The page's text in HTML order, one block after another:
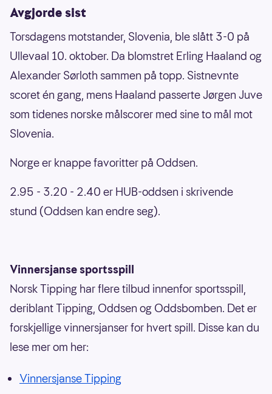
Avgjorde sist
Torsdagens motstander, Slovenia, ble slått 3-0 på
Ullevaal 10. oktober. Da blomstret Erling Haaland og
Alexander Sørloth sammen på topp. Sistnevnte
scoret én gang, mens Haaland passerte Jørgen Juve
som tidenes norske målscorer med sine to mål mot
Slovenia.
Norge er knappe favoritter på Oddsen.
2.95 - 3.20 - 2.40 er HUB-oddsen i skrivende
stund (Oddsen kan endre seg).
Vinnersjanse sportsspill
Norsk Tipping har flere tilbud innenfor sportsspill,
deriblant Tipping, Oddsen og Oddsbomben. Det er
forskjellige vinnersjanser for hvert spill. Disse kan du
lese mer om her:
Vinnersjanse Tipping